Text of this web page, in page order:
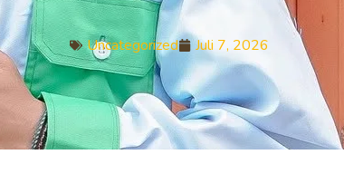
Uncategorized Juli 7, 2026